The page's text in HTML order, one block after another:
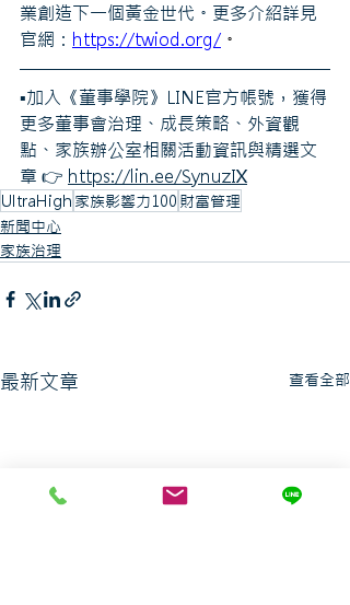
業創造下一個黃金世代。更多介紹詳見
官網： https://twiod.org/ 。
▪️加入《董事學院》LINE官方帳號，獲得
更多董事會治理、成長策略、外資觀
點、家族辦公室相關活動資訊與精選文
章 👉 https://lin.ee/SynuzIX
UltraHigh 家族影響力100 財富管理
新聞中心
家族治理
最新文章 查看全部